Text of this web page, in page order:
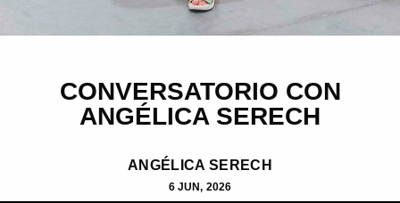
CONVERSATORIO CON
ANGÉLICA SERECH
ANGÉLICA SERECH
6 JUN, 2026